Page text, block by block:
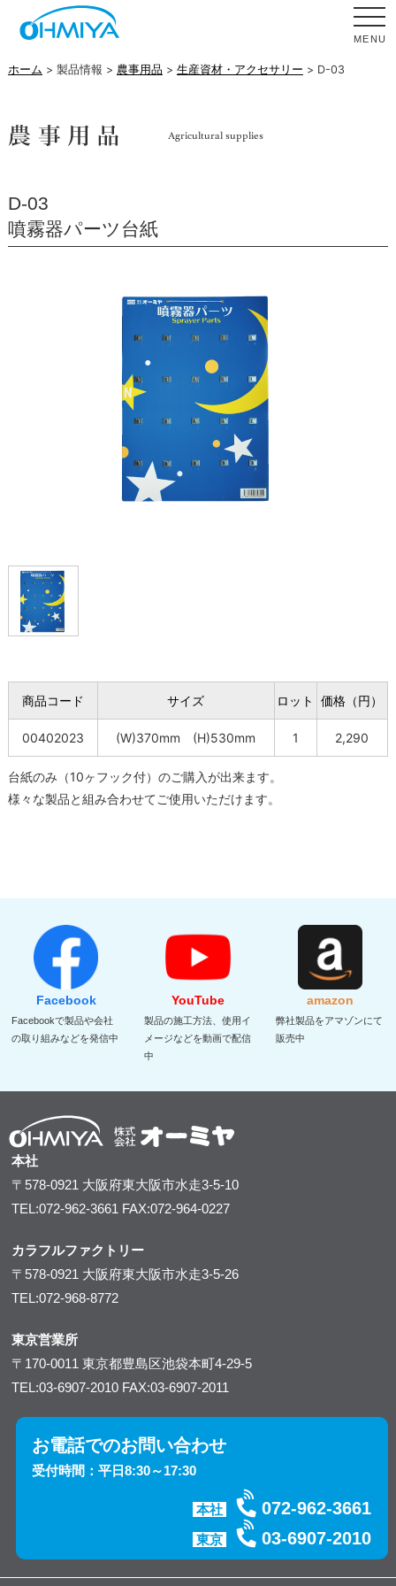
MENU
ホーム > 製品情報 > 農事用品 > 生産資材・アクセサリー > D-03
D-03
噴霧器パーツ台紙
商品コード サイズ ロット 価格（円）
00402023 (W)370mm (H)530mm 1 2,290
台紙のみ（10ヶフック付）のご購入が出来ます。
様々な製品と組み合わせてご使用いただけます。
Facebook
Facebookで製品や会社
の取り組みなどを発信中
YouTube
製品の施工方法、使用イ
メージなどを動画で配信
中
amazon
弊社製品をアマゾンにて
販売中
本社
〒578-0921 大阪府東大阪市水走3-5-10
TEL:072-962-3661 FAX:072-964-0227
カラフルファクトリー
〒578-0921 大阪府東大阪市水走3-5-26
TEL:072-968-8772
東京営業所
〒170-0011東京都豊島区池袋本町4-29-5
TEL:03-6907-2010 FAX:03-6907-2011
お電話でのお問い合わせ
受付時間：平日8:30～17:30
本社 072-962-3661
東京 03-6907-2010